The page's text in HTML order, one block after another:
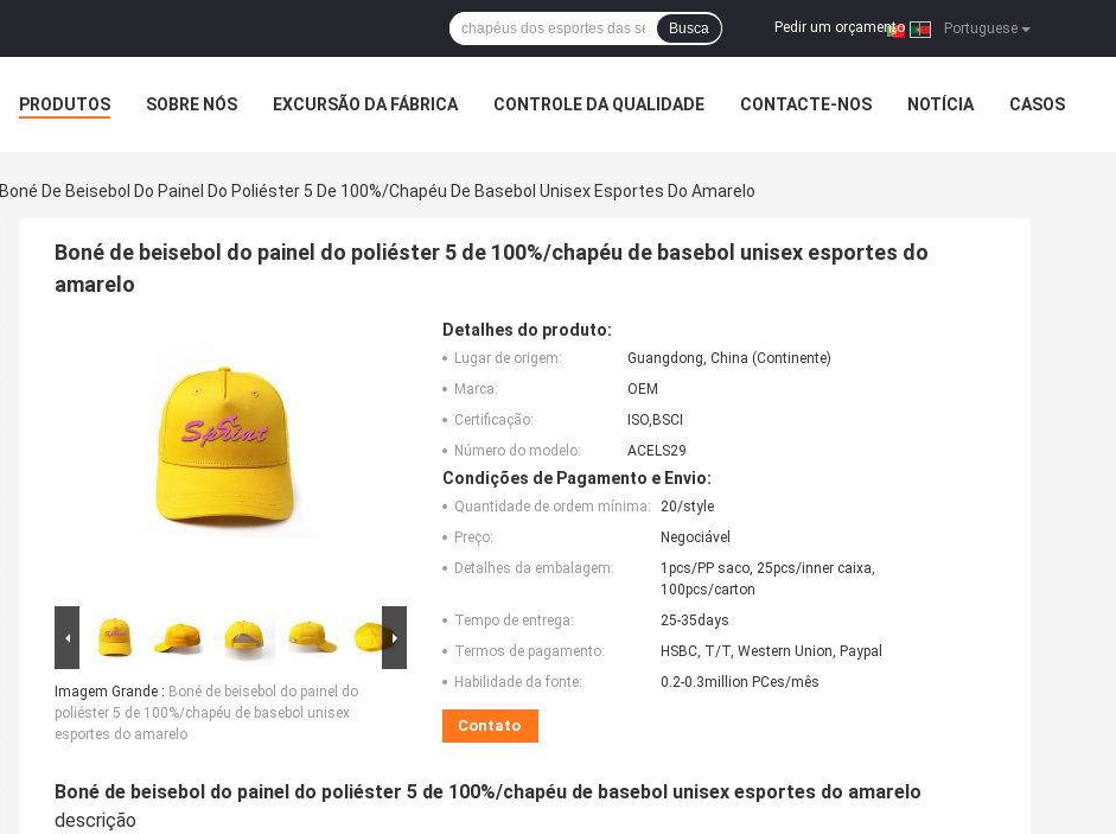
Portuguese
Pedir um orçamento |
Busca
PRODUTOS SOBRE NÓS EXCURSÃO DA FÁBRICA CONTROLE DA QUALIDADE CONTACTE-NOS NOTÍCIA CASOS
Boné De Beisebol Do Painel Do Poliéster 5 De 100%/chapéu De Basebol Unisex Esportes Do Amarelo
Boné de beisebol do painel do poliéster 5 de 100%/chapéu de basebol unisex esportes do
amarelo
Imagem Grande : Boné de beisebol do painel do
poliéster 5 de 100%/chapéu de basebol unisex
esportes do amarelo
Detalhes do produto:
Lugar de origem:
Guangdong, China (Continente)
Marca:
OEM
Certificação:
ISO,BSCI
Número do modelo:
ACELS29
Condições de Pagamento e Envio:
Quantidade de ordem mínima:
20/style
Preço:
Negociável
Detalhes da embalagem:
1pcs/PP saco, 25pcs/inner caixa,
100pcs/carton
Tempo de entrega:
25-35days
Termos de pagamento:
HSBC, T/T, Western Union, Paypal
Habilidade da fonte:
0.2-0.3million PCes/mês
Contato
Boné de beisebol do painel do poliéster 5 de 100%/chapéu de basebol unisex esportes do amarelo
descrição